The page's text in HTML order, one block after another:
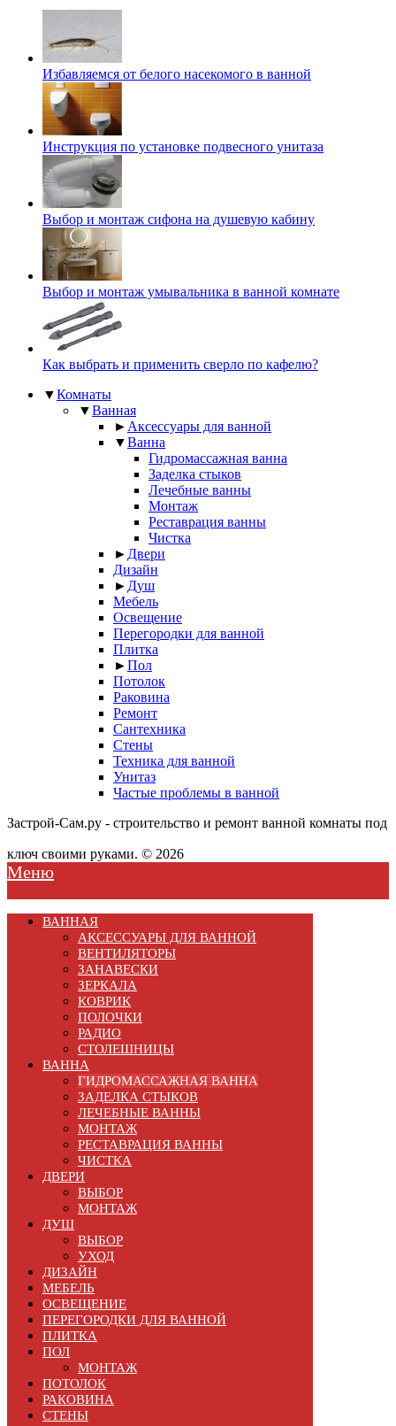
Избавляемся от белого насекомого в ванной
Инструкция по установке подвесного унитаза
Выбор и монтаж сифона на душевую кабину
Выбор и монтаж умывальника в ванной комнате
Как выбрать и применить сверло по кафелю?
▼Комнаты
▼Ванная
► Аксессуары для ванной
▼Ванна
Гидромассажная ванна
Заделка стыков
Лечебные ванны
Монтаж
Реставрация ванны
Чистка
► Двери
Дизайн
► Душ
Мебель
Освещение
Перегородки для ванной
Плитка
►Пол
Потолок
Раковина
Ремонт
Сантехника
Стены
Техника для ванной
Унитаз
Частые проблемы в ванной
Застрой-Сам.ру - строительство и ремонт ванной комнаты под
ключ своими руками. © 2026
Меню
ВАННАЯ
АКСЕССУАРЫ ДЛЯ ВАННОЙ
ВЕНТИЛЯТОРЫ
ЗАНАВЕСКИ
ЗЕРКАЛА
КОВРИК
ПОЛОЧКИ
РАДИО
СТОЛЕШНИЦЫ
ВАННА
ГИДРОМАССАЖНАЯ ВАННА
ЗАДЕЛКА СТЫКОВ
ЛЕЧЕБНЫЕ ВАННЫ
МОНТАЖ
РЕСТАВРАЦИЯ ВАННЫ
ЧИСТКА
ДВЕРИ
ВЫБОР
МОНТАЖ
ДУШ
ВЫБОР
УХОД
ДИЗАЙН
МЕБЕЛЬ
ОСВЕЩЕНИЕ
ПЕРЕГОРОДКИ ДЛЯ ВАННОЙ
ПЛИТКА
ПОЛ
МОНТАЖ
ПОТОЛОК
РАКОВИНА
СТЕНЫ